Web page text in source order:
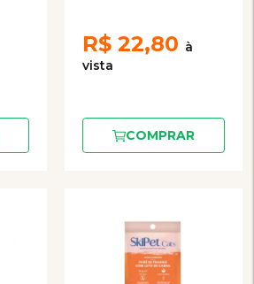
R$ 22,80
COMPRAR